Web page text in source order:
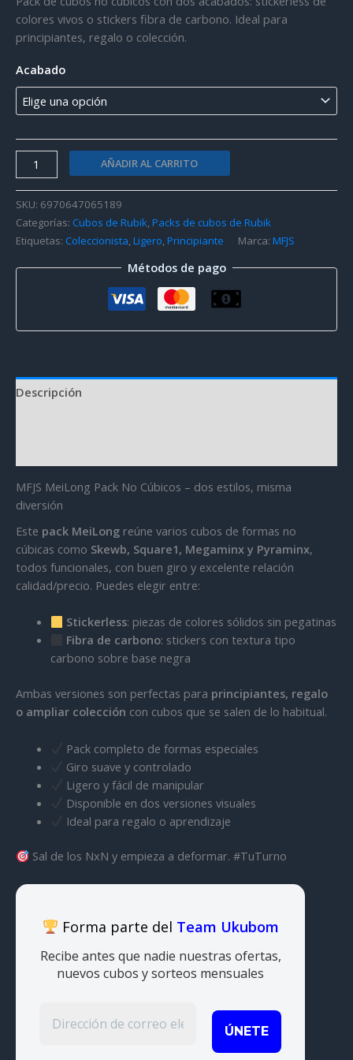
base a
valoraciones
de
clientes
colores vivos o stickers fibra de carbono. Ideal para
principiantes, regalo o colección.
Acabado
MFJS
MeiLong
Pack
-
No
cúbicos
cantidad
AÑADIR AL CARRITO
SKU: 6970647065189
Categorías: Cubos de Rubik,Packs de cubos de Rubik
Etiquetas: Coleccionista,Ligero,Principiante Marca: MFJS
Métodos de pago
Descripción
MFJS MeiLong Pack No Cúbicos – dos estilos, misma
diversión
Este pack MeiLong reúne varios cubos de formas no
cúbicas como Skewb, Square1, Megaminx y Pyraminx,
todos funcionales, con buen giro y excelente relación
calidad/precio. Puedes elegir entre:
Stickerless: piezas de colores sólidos sin pegatinas
Fibra de carbono: stickers con textura tipo
carbono sobre base negra
Ambas versiones son perfectas para principiantes, regalo
o ampliar colección con cubos que se salen de lo habitual.
Pack completo de formas especiales
Giro suave y controlado
Ligero y fácil de manipular
Disponible en dos versiones visuales
Ideal para regalo o aprendizaje
Sal de los NxN y empieza a deformar. #TuTurno
Forma parte del Team Ukubom
Recibe antes que nadie nuestras ofertas,
nuevos cubos y sorteos mensuales